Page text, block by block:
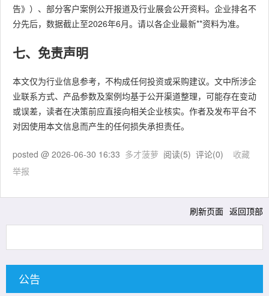
告》）、部分客户案例公开报道及行业展会公开资料。企业排名不
分先后，数据截止至2026年6月。请以各企业最新**资料为准。
七、免责声明
本文仅为行业信息参考，不构成任何投资或采购建议。文中所涉企
业联系方式、产品参数及案例均基于公开渠道整理，可能存在变动
或误差，读者在决策前应直接向相关企业核实。作者及发布平台不
对因使用本文信息而产生的任何损失承担责任。
posted @ 2026-06-30 16:33 多才菠萝 阅读(5) 评论(0) 收藏
举报
刷新页面 返回顶部
公告